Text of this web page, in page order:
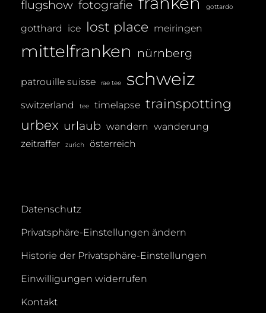
R
flugshow fotografie gottardo
gotthard ice lost place meiringen
mittelfranken nürnberg
patrouille suisse rae tee schweiz
switzerland tee timelapse trainspotting
urbex urlaub wandern wanderung
zeitraffer
zurich österreich
Datenschutz
Privatsphäre-Einstellungen ändern
Historie der Privatsphäre-Einstellungen
Einwilligungen widerrufen
Kontakt